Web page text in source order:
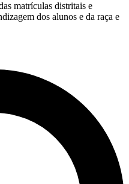
matrículas distritais e
dos alunos e da raça e